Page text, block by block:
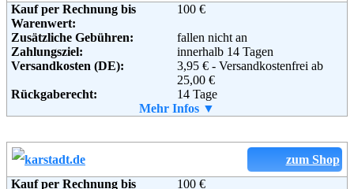
Adresse:
Amazon EU S.a.r.l.
Rue Plaetis
2338 Luxemburg
+49 (0)8 00-3 63 84 6
Email:
impressum@amazon.de
Weiterführende
Informationen:
Kauf per Rechnung bis
Warenwert:
100 €
Zusätzliche Gebühren:
fallen nicht an
Zahlungsziel:
innerhalb 14 Tagen
Versandkosten (DE):
3,95 € - Versandkostenfrei ab
25,00 €
Rückgaberecht:
14 Tage
Nein
Weitere Zahlungsmethoden:
Mehr Infos ▼
zum Shop
Kauf per Rechnung bis
100 €